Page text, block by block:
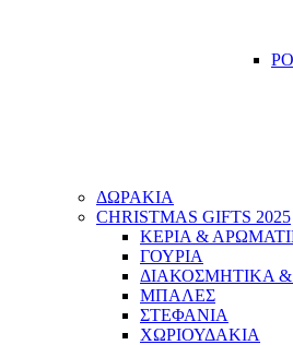
ΔΩΡΑΚΙΑ
CHRISTMAS GIFTS 2025
ΚΕΡΙΑ &
ΓΟΥΡΙΑ
ΔΙΑΚΟΣΜΗΤΙΚΑ
ΜΠΑΛΕΣ
ΣΤΕΦΑΝΙΑ
ΧΩΡΙΟΥΔΑΚΙΑ